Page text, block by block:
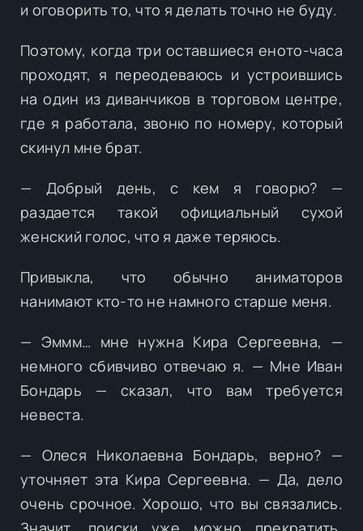
и оговорить то, что я делать точно не буду.
Поэтому, когда три оставшиеся еното-часа
проходят, я переодеваюсь и устроившись
на один из диванчиков в торговом центре,
где я работала, звоню по номеру, который
скинул мне брат.
— Добрый день, с кем я говорю? —
раздается такой официальный сухой
женский голос, что я даже теряюсь.
Привыкла, что обычно аниматоров
нанимают кто-то не намного старше меня.
— Эммм… мне нужна Кира Сергеевна, —
немного сбивчиво отвечаю я. — Мне Иван
Бондарь — сказал, что вам требуется
невеста.
— Олеся Николаевна Бондарь, верно? —
уточняет эта Кира Сергеевна. — Да, дело
очень срочное. Хорошо, что вы связались.